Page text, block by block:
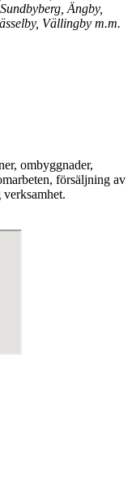
Ängby,
Vällingby m.m.
ombyggnader,
försäljning av